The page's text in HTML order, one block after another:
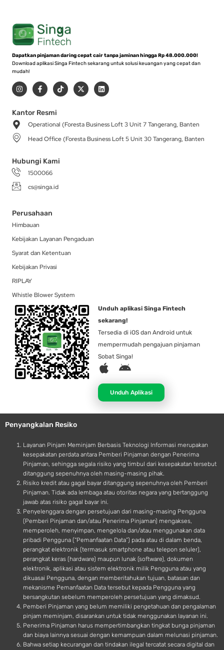
Dapatkan pinjaman daring cepat cair tanpa jaminan hingga Rp 48.000.000!
Download aplikasi Singa Fintech sekarang untuk solusi keuangan yang cepat dan
mudah!
I
n
s
a
g
r
a
m
F
a
c
b
o
-
T
i
k
X
-
t
t
r
L
i
n
i
Kantor Resmi
Operational (Foresta Business Loft 3 Unit 7 Tangerang, Banten
Head Office (Foresta Business Loft 5 Unit 30 Tangerang, Banten
Hubungi Kami
1500066
cs@singa.id
Perusahaan
Himbauan
Kebijakan Layanan Pengaduan
Syarat dan Ketentuan
Kebijakan Privasi
RIPLAY
Whistle Blower System
Unduh aplikasi Singa Fintech
sekarang!
Tersedia di iOS dan Android untuk
mempermudah pengajuan pinjaman
Sobat Singa!
A
p
l
e
A
d
r
o
d
Unduh Aplikasi
Penyangkalan Resiko
Layanan Pinjam Meminjam Berbasis Teknologi Informasi merupakan
kesepakatan perdata antara Pemberi Pinjaman dengan Penerima
Pinjaman, sehingga segala risiko yang timbul dari kesepakatan tersebut
ditanggung sepenuhnya oleh masing-masing pihak.
Risiko kredit atau gagal bayar ditanggung sepenuhnya oleh Pemberi
Pinjaman. Tidak ada lembaga atau otoritas negara yang bertanggung
jawab atas risiko gagal bayar ini.
Penyelenggara dengan persetujuan dari masing-masing Pengguna
(Pemberi Pinjaman dan/atau Penerima Pinjaman) mengakses,
memperoleh, menyimpan, mengelola dan/atau menggunakan data
pribadi Pengguna (“Pemanfaatan Data”) pada atau di dalam benda,
perangkat elektronik (termasuk smartphone atau telepon seluler),
perangkat keras (hardware) maupun lunak (software), dokumen
elektronik, aplikasi atau sistem elektronik milik Pengguna atau yang
dikuasai Pengguna, dengan memberitahukan tujuan, batasan dan
mekanisme Pemanfaatan Data tersebut kepada Pengguna yang
bersangkutan sebelum memperoleh persetujuan yang dimaksud.
Pemberi Pinjaman yang belum memiliki pengetahuan dan pengalaman
pinjam meminjam, disarankan untuk tidak menggunakan layanan ini.
Penerima Pinjaman harus mempertimbangkan tingkat bunga pinjaman
dan biaya lainnya sesuai dengan kemampuan dalam melunasi pinjaman.
Bahwa setiap kecurangan dan tindakan ilegal tercatat secara digital dan